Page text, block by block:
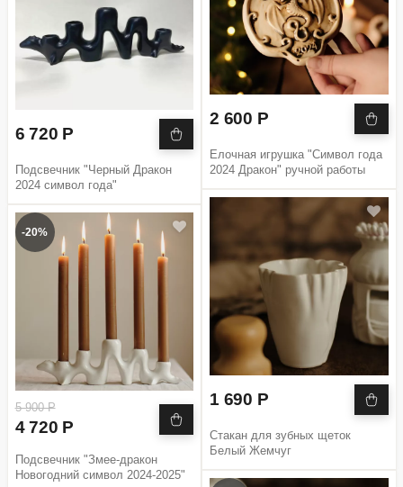
6 720 Р
Подсвечник "Черный Дракон
2024 символ года"
-20%
5 900 Р
4 720 Р
Подсвечник "Змее-дракон
Новогодний символ 2024-2025"
2 600 Р
Елочная игрушка "Символ года
2024 Дракон" ручной работы
1 690 Р
Стакан для зубных щеток
Белый Жемчуг